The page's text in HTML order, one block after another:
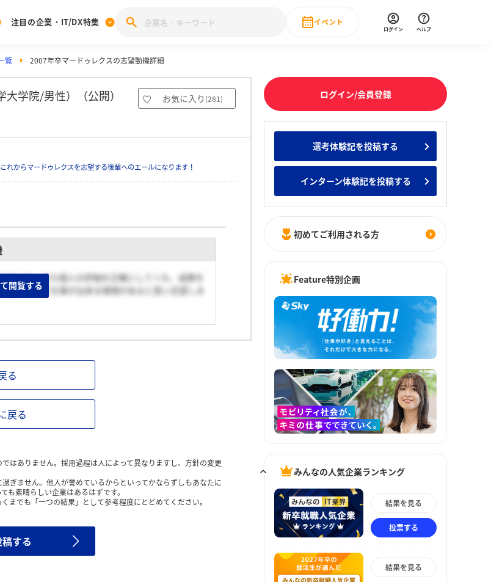
[27卒] 本選考体験記投稿キャンペーン
みんなのDX企業就職ブランド調査
みんなの新卒就職人気企業ランキング みんなのインターン人気企業ランキ
注目の企業・IT/DX特集
28卒 IT・DX現場社員インタビュー
イベント
直近のイベント一覧
ログイン ヘルプ
覧 2007年卒マードゥレクスの志望動機詳細
学院/男性）（公開） お気に入り (281)
からマードゥレクスを志望する後輩へのエールになります！
ました。また個人の評価を正確にしてくれ、成果を
を目指して仕事が出来る環境があると思い志望しま
閲覧する
る
戻る
はありません。採用過程は人によって異なりますし、方針の変更
ぎません。他人が誉めているからといってかならずしもあなたに
も素晴らしい企業はあるはずです。
までも「一つの結果」として参考程度にとどめてください。
する
ログイン/会員登録
選考体験記を投稿する
インターン体験記を投稿する
初めてご利用される方
Feature特別企画
みんなの人気企業ランキング
結果を見る
投票する
結果を見る